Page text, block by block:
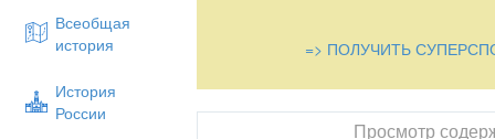
Всеобщая
история
История
России
развитие у них продуктивной
неумении выделить существенные
уровне развития абстрактного
=> ПОЛУЧИТЬ
Просмотр